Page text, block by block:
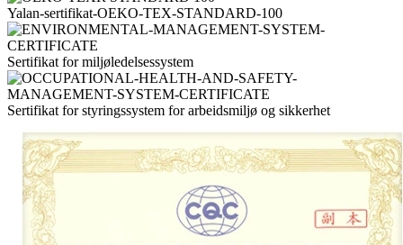
Yalan-sertifikat-OEKO-TEX-STANDARD-100
Sertifikat for miljøledelsessystem
Sertifikat for styringssystem for arbeidsmiljø og sikkerhet